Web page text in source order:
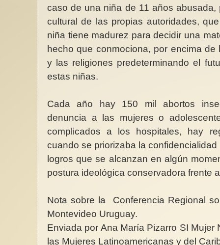
caso de una niña de 11 años
cultural de las propias autoridades,
niña tiene madurez para decidir una
hecho que conmociona, por encima
y las religiones predeterminando el
estas niñas.
Cada año hay 150 mil abortos
denuncia a las mujeres o
complicados a los hospitales, hay
cuando se priorizaba la
logros que se alcanzan en algún
postura ideológica conservadora frente
Nota sobre la Conferencia Regional
Montevideo Uruguay.
Enviada por Ana María Pizarro SI
las Mujeres Latinoamericanas y del